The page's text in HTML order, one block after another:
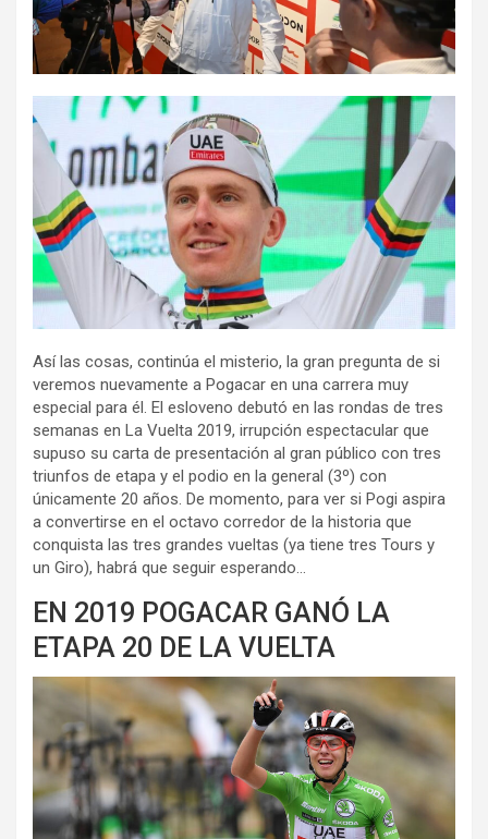
Así las cosas, continúa el misterio, la gran pregunta de si
veremos nuevamente a Pogacar en una carrera muy
especial para él. El esloveno debutó en las rondas de tres
semanas en La Vuelta 2019, irrupción espectacular que
supuso su carta de presentación al gran público con tres
triunfos de etapa y el podio en la general (3º) con
únicamente 20 años. De momento, para ver si Pogi aspira
a convertirse en el octavo corredor de la historia que
conquista las tres grandes vueltas (ya tiene tres Tours y
un Giro), habrá que seguir esperando…
EN 2019 POGACAR GANÓ LA
ETAPA 20 DE LA VUELTA